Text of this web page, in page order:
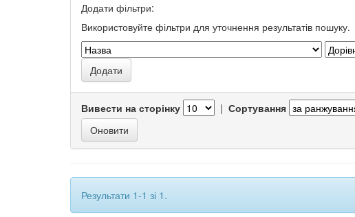
Додати фільтри:
Використовуйте фільтри для уточнення результатів пошуку.
Вивести на сторінку | Сортування
Результати 1-1 зі 1.